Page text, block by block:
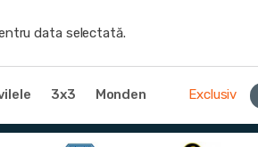
data selectată.
3x3 Monden Exclusiv